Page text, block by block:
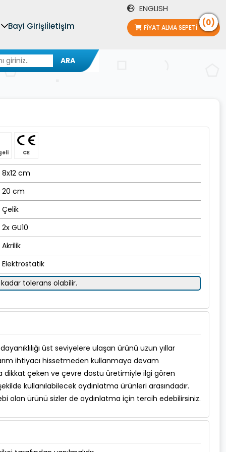
Bayi Girişiİletişim
ENGLISH
FIYAT ALMA SEPETI (0)
ARA
CE
8x12 cm
20 cm
Çelik
2x GU10
Akrilik
Elektrostatik
tolerans olabilir.
üst seviyelere ulaşan ürünü uzun yıllar
ihtiyacı hissetmeden kullanmaya devam
dikkat çeken ve çevre dostu üretimiyle ilgi gören
kullanılabilecek aydınlatma ürünleri arasındadır.
olan ürünü sizler de aydınlatma için tercih edebilirsiniz.